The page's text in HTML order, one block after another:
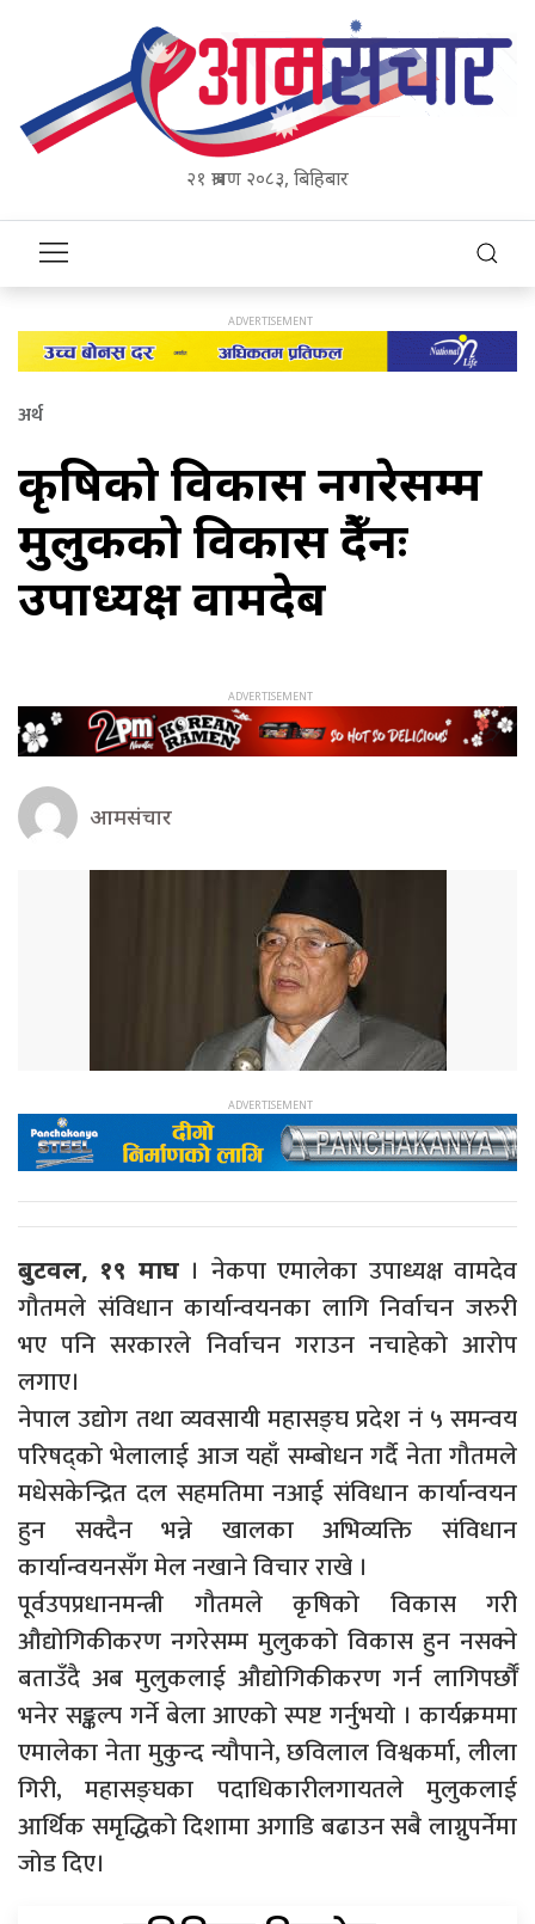
२१ श्रावण २०८३, बिहिबार
अर्थ
कृषिको विकास नगरेसम्म
मुलुकको विकास हुँदैनः
उपाध्यक्ष वामदेब
आमसंचार
बुटवल, १९ माघ। नेकपा एमालेका उपाध्यक्ष वामदेव
गौतमले संविधान कार्यान्वयनका लागि निर्वाचन जरुरी
भए पनि सरकारले निर्वाचन गराउन नचाहेको आरोप
लगाए।
नेपाल उद्योग तथा व्यवसायी महासङ्घ प्रदेश नं ५ समन्वय
परिषद्को भेलालाई आज यहाँ सम्बोधन गर्दै नेता गौतमले
मधेसकेन्द्रित दल सहमतिमा नआई संविधान कार्यान्वयन
हुन सक्दैन भन्ने खालका अभिव्यक्ति संविधान
कार्यान्वयनसँग मेल नखाने विचार राखे ।
पूर्वउपप्रधानमन्त्री गौतमले कृषिको विकास गरी
औद्योगिकीकरण नगरेसम्म मुलुकको विकास हुन नसक्ने
बताउँदै अब मुलुकलाई औद्योगिकीकरण गर्न लागिपर्छौँ
भनेर सङ्कल्प गर्ने बेला आएको स्पष्ट गर्नुभयो । कार्यक्रममा
एमालेका नेता मुकुन्द न्यौपाने, छविलाल विश्वकर्मा, लीला
गिरी, महासङ्घका पदाधिकारीलगायतले मुलुकलाई
आर्थिक समृद्धिको दिशामा अगाडि बढाउन सबै लाग्नुपर्नेमा
जोड दिए।